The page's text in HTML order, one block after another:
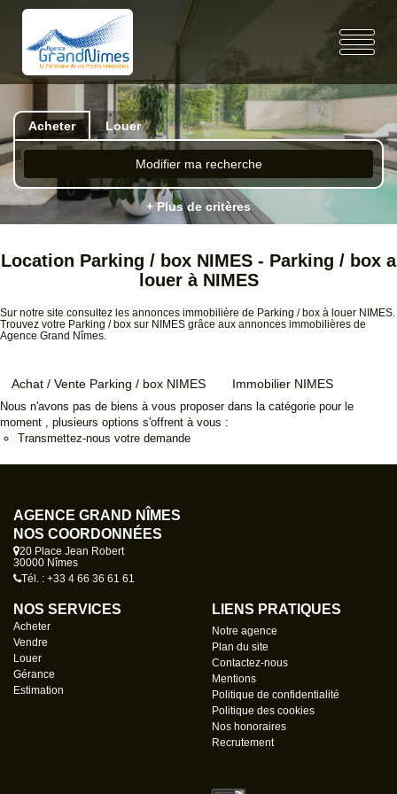
Acheter Louer
Modifier ma recherche
+ Plus de critères
Location Parking / box NIMES - Parking / box a
louer à NIMES
Sur notre site consultez les annonces immobilière de Parking / box à louer NIMES.
Trouvez votre Parking / box sur NIMES grâce aux annonces immobilières de
Agence Grand Nîmes.
Achat / Vente Parking / box NIMES Immobilier NIMES
Nous n'avons pas de biens à vous proposer dans la catégorie pour le
moment , plusieurs options s'offrent à vous :
Transmettez-nous votre demande
AGENCE GRAND NÎMES
NOS COORDONNÉES
20 Place Jean Robert
30000 Nîmes
Tél. : +33 4 66 36 61 61
NOS SERVICES
Acheter
Vendre
Louer
Gérance
Estimation
LIENS PRATIQUES
Notre agence
Plan du site
Contactez-nous
Mentions
Politique de confidentialité
Politique des cookies
Nos honoraires
Recrutement